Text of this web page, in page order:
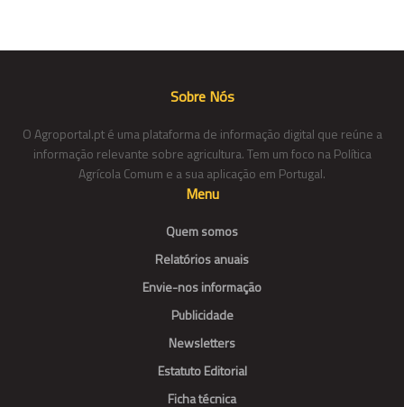
Sobre Nós
O Agroportal.pt é uma plataforma de informação digital que reúne a
informação relevante sobre agricultura. Tem um foco na Política
Agrícola Comum e a sua aplicação em Portugal.
Menu
Quem somos
Relatórios anuais
Envie-nos informação
Publicidade
Newsletters
Estatuto Editorial
Ficha técnica